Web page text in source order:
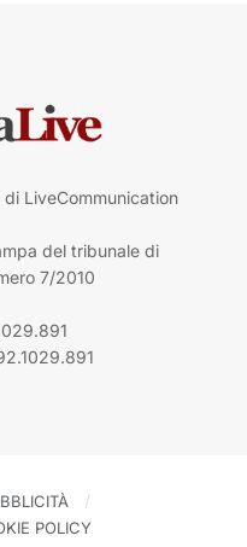
LiveCommunication
del tribunale di
7/2010
POLICY